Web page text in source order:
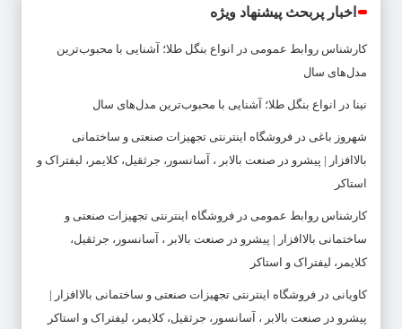
اخبار پربحث پیشنهاد ویژه
کارشناس روابط عمومی در
انواع بنگل طلا؛ آشنایی با محبوب‌ترین
مدل‌های سال
نینا در انواع بنگل طلا؛ آشنایی با محبوب‌ترین مدل‌های سال
شهروز باغی در فروشگاه اینترنتی تجهیزات صنعتی و ساختمانی
بالاافزار | پیشرو در صنعت بالابر ، آسانسور، جرثقیل، کلایمر، لیفتراک و
استاکر
کارشناس روابط عمومی در فروشگاه اینترنتی تجهیزات صنعتی و
ساختمانی بالاافزار | پیشرو در صنعت بالابر ، آسانسور، جرثقیل،
کلایمر، لیفتراک و استاکر
کاویانی در فروشگاه اینترنتی تجهیزات صنعتی و ساختمانی بالاافزار |
پیشرو در صنعت بالابر ، آسانسور، جرثقیل، کلایمر، لیفتراک و استاکر